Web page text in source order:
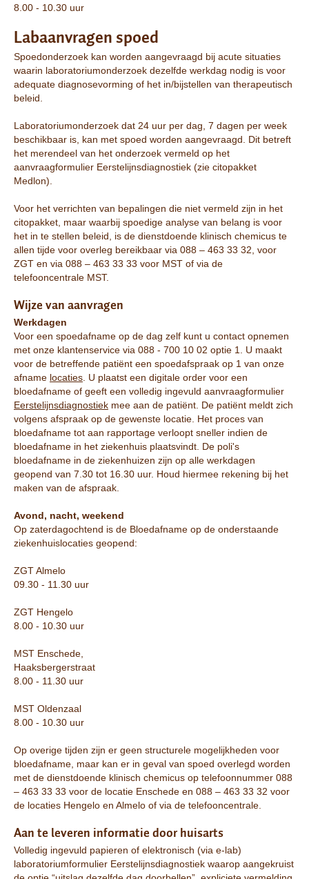
8.00 - 10.30 uur
Labaanvragen spoed
Spoedonderzoek kan worden aangevraagd bij acute situaties
waarin laboratoriumonderzoek dezelfde werkdag nodig is voor
adequate diagnosevorming of het in/bijstellen van therapeutisch
beleid.
Laboratoriumonderzoek dat 24 uur per dag, 7 dagen per week
beschikbaar is, kan met spoed worden aangevraagd. Dit betreft
het merendeel van het onderzoek vermeld op het
aanvraagformulier Eerstelijnsdiagnostiek (zie citopakket
Medlon).
Voor het verrichten van bepalingen die niet vermeld zijn in het
citopakket, maar waarbij spoedige analyse van belang is voor
het in te stellen beleid, is de dienstdoende klinisch chemicus te
allen tijde voor overleg bereikbaar via 088 – 463 33 32, voor
ZGT en via 088 – 463 33 33 voor MST of via de
telefooncentrale MST.
Wijze van aanvragen
Werkdagen
Voor een spoedafname op de dag zelf kunt u contact opnemen
met onze klantenservice via 088 - 700 10 02 optie 1. U maakt
voor de betreffende patiënt een spoedafspraak op 1 van onze
afname locaties . U plaatst een digitale order voor een
bloedafname of geeft een volledig ingevuld aanvraagformulier
Eerstelijnsdiagnostiek mee aan de patiënt. De patiënt meldt zich
volgens afspraak op de gewenste locatie. Het proces van
bloedafname tot aan rapportage verloopt sneller indien de
bloedafname in het ziekenhuis plaatsvindt. De poli's
bloedafname in de ziekenhuizen zijn op alle werkdagen
geopend van 7.30 tot 16.30 uur. Houd hiermee rekening bij het
maken van de afspraak.
Avond, nacht, weekend
Op zaterdagochtend is de Bloedafname op de onderstaande
ziekenhuislocaties geopend:
ZGT Almelo
09.30 - 11.30 uur
ZGT Hengelo
8.00 - 10.30 uur
MST Enschede,
Haaksbergerstraat
8.00 - 11.30 uur
MST Oldenzaal
8.00 - 10.30 uur
Op overige tijden zijn er geen structurele mogelijkheden voor
bloedafname, maar kan er in geval van spoed overlegd worden
met de dienstdoende klinisch chemicus op telefoonnummer 088
– 463 33 33 voor de locatie Enschede en 088 – 463 33 32 voor
de locaties Hengelo en Almelo of via de telefooncentrale.
Aan te leveren informatie door huisarts
Volledig ingevuld papieren of elektronisch (via e-lab)
laboratoriumformulier Eerstelijnsdiagnostiek waarop aangekruist